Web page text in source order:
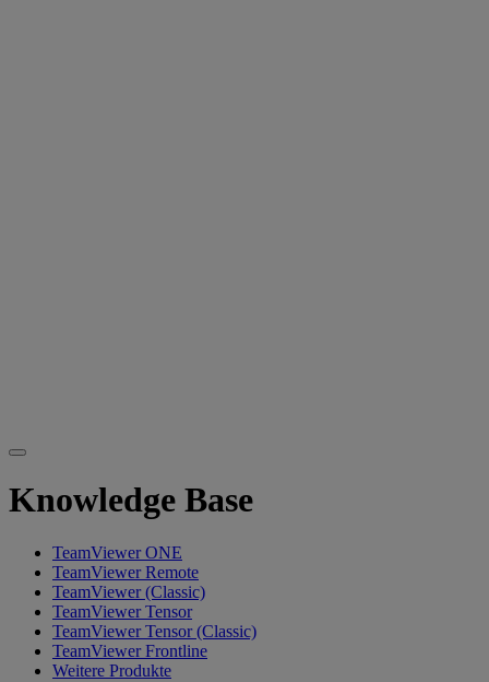
Knowledge Base
TeamViewer ONE
TeamViewer Remote
TeamViewer (Classic)
TeamViewer Tensor
TeamViewer Tensor (Classic)
TeamViewer Frontline
Weitere Produkte